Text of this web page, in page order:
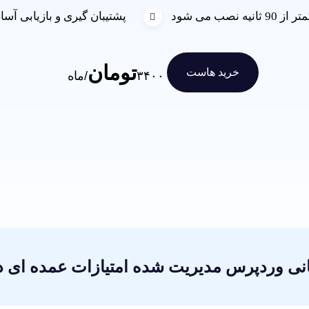
نصب می شود پشتیبان گیری و بازیابی
خرید هاست
۳۴۰۰تومان/ماه
وردپرس مدیریت شده امتیازات عمده ای